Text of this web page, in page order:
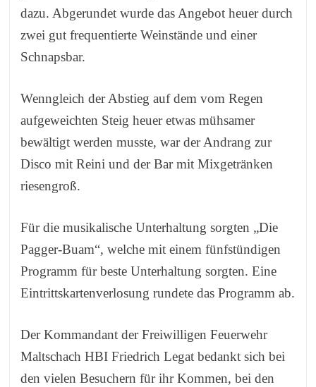
dazu. Abgerundet wurde das Angebot heuer durch
zwei gut frequentierte Weinstände und einer
Schnapsbar.
Wenngleich der Abstieg auf dem vom Regen
aufgeweichten Steig heuer etwas mühsamer
bewältigt werden musste, war der Andrang zur
Disco mit Reini und der Bar mit Mixgetränken
riesengroß.
Für die musikalische Unterhaltung sorgten „Die
Pagger-Buam“, welche mit einem fünfstündigen
Programm für beste Unterhaltung sorgten. Eine
Eintrittskartenverlosung rundete das Programm ab.
Der Kommandant der Freiwilligen Feuerwehr
Maltschach HBI Friedrich Legat bedankt sich bei
den vielen Besuchern für ihr Kommen, bei den